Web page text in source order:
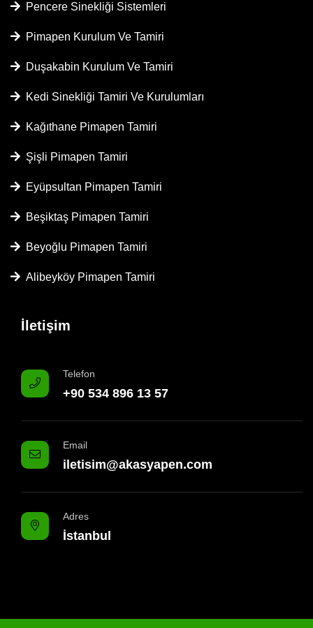
Pencere Sinekliği Sistemleri
Pimapen Kurulum Ve Tamiri
Duşakabin Kurulum Ve Tamiri
Kedi Sinekliği Tamiri Ve Kurulumları
Kağıthane Pimapen Tamiri
Şişli Pimapen Tamiri
Eyüpsultan Pimapen Tamiri
Beşiktaş Pimapen Tamiri
Beyoğlu Pimapen Tamiri
Alibeyköy Pimapen Tamiri
İletişim
Telefon
+90 534 896 13 57
Email
iletisim@akasyapen.com
Adres
İstanbul